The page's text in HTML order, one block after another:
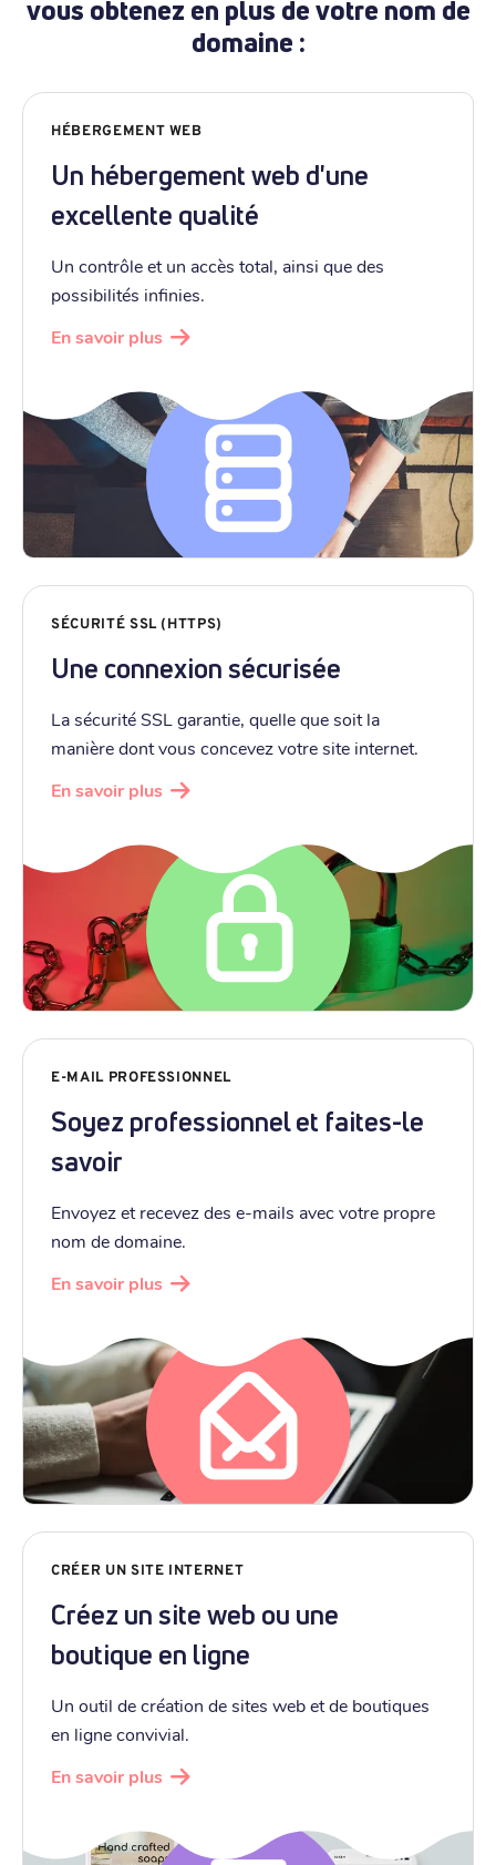
vous obtenez en plus de votre nom de
domaine :
HÉBERGEMENT WEB
Un hébergement web d'une
excellente qualité
Un contrôle et un accès total, ainsi que des
possibilités infinies.
En savoir plus
SÉCURITÉ SSL (HTTPS)
Une connexion sécurisée
La sécurité SSL garantie, quelle que soit la
manière dont vous concevez votre site internet.
En savoir plus
E-MAIL PROFESSIONNEL
Soyez professionnel et faites-le
savoir
Envoyez et recevez des e-mails avec votre propre
nom de domaine.
En savoir plus
CRÉER UN SITE INTERNET
Créez un site web ou une
boutique en ligne
Un outil de création de sites web et de boutiques
en ligne convivial.
En savoir plus